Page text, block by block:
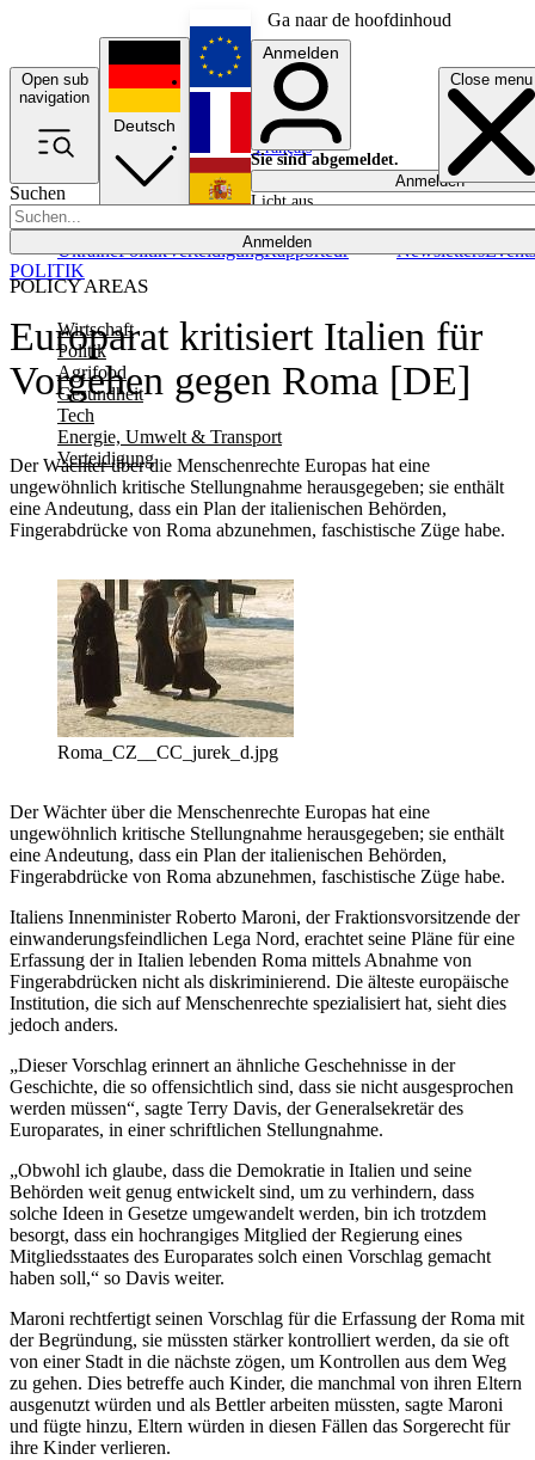
Ga naar de hoofdinhoud
Open sub
navigation
Close menu
Suchen
Anmelden
POLICY AREAS
Wirtschaft
Politik
Agrifood
Gesundheit
Tech
Energie, Umwelt & Transport
Verteidigung
UkrainePolitikVerteidigungRapporteur NewslettersEvents
Deutsch
English
Français
Anmelden
Sie sind abgemeldet.
Anmelden
Licht aus
Europarat kritisiert Italien für
Vorgehen gegen Roma [DE]
Der Wächter über die Menschenrechte Europas hat eine
ungewöhnlich kritische Stellungnahme herausgegeben; sie enthält
eine Andeutung, dass ein Plan der italienischen Behörden,
Fingerabdrücke von Roma abzunehmen, faschistische Züge habe.
POLITIK
Roma_CZ__CC_jurek_d.jpg
Der Wächter über die Menschenrechte Europas hat eine
ungewöhnlich kritische Stellungnahme herausgegeben; sie enthält
eine Andeutung, dass ein Plan der italienischen Behörden,
Fingerabdrücke von Roma abzunehmen, faschistische Züge habe.
Italiens Innenminister Roberto Maroni, der Fraktionsvorsitzende der
einwanderungsfeindlichen Lega Nord, erachtet seine Pläne für eine
Erfassung der in Italien lebenden Roma mittels Abnahme von
Fingerabdrücken nicht als diskriminierend. Die älteste europäische
Institution, die sich auf Menschenrechte spezialisiert hat, sieht dies
jedoch anders.
„Dieser Vorschlag erinnert an ähnliche Geschehnisse in der
Geschichte, die so offensichtlich sind, dass sie nicht ausgesprochen
werden müssen“, sagte Terry Davis, der Generalsekretär des
Europarates, in einer schriftlichen Stellungnahme.
„Obwohl ich glaube, dass die Demokratie in Italien und seine
Behörden weit genug entwickelt sind, um zu verhindern, dass
solche Ideen in Gesetze umgewandelt werden, bin ich trotzdem
besorgt, dass ein hochrangiges Mitglied der Regierung eines
Mitgliedsstaates des Europarates solch einen Vorschlag gemacht
haben soll,“ so Davis weiter.
Maroni rechtfertigt seinen Vorschlag für die Erfassung der Roma mit
der Begründung, sie müssten stärker kontrolliert werden, da sie oft
von einer Stadt in die nächste zögen, um Kontrollen aus dem Weg
zu gehen. Dies betreffe auch Kinder, die manchmal von ihren Eltern
ausgenutzt würden und als Bettler arbeiten müssten, sagte Maroni
und fügte hinzu, Eltern würden in diesen Fällen das Sorgerecht für
ihre Kinder verlieren.